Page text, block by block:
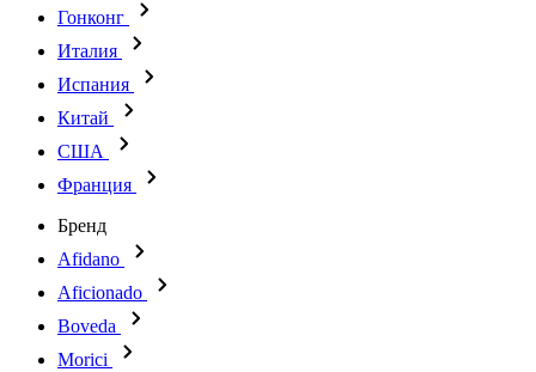
Гонконг
Италия
Испания
Китай
США
Франция
Бренд
Afidano
Aficionado
Boveda
Morici